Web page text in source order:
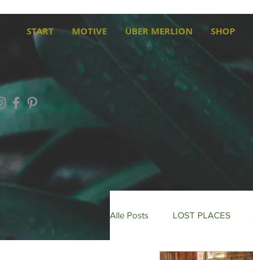
START MOTIVE ÜBER MERLION SHOP
Alle Posts LOST PLACES